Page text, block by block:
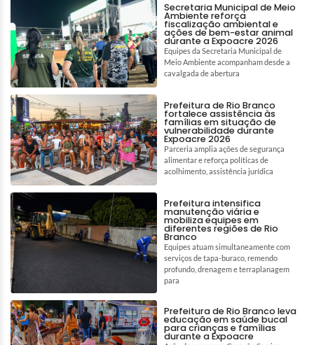
Secretaria Municipal de Meio
Ambiente reforça
fiscalização ambiental e
ações de bem-estar animal
durante a Expoacre 2026
Equipes da Secretaria Municipal de
Meio Ambiente acompanham desde a
cavalgada de abertura
Prefeitura de Rio Branco
fortalece assistência às
famílias em situação de
vulnerabilidade durante
Expoacre 2026
Parceria amplia ações de segurança
alimentar e reforça políticas de
acolhimento, assistência jurídica
Prefeitura intensifica
manutenção viária e
mobiliza equipes em
diferentes regiões de Rio
Branco
Equipes atuam simultaneamente com
serviços de tapa-buraco, remendo
profundo, drenagem e terraplanagem
para
Prefeitura de Rio Branco leva
educação em saúde bucal
para crianças e famílias
durante a Expoacre